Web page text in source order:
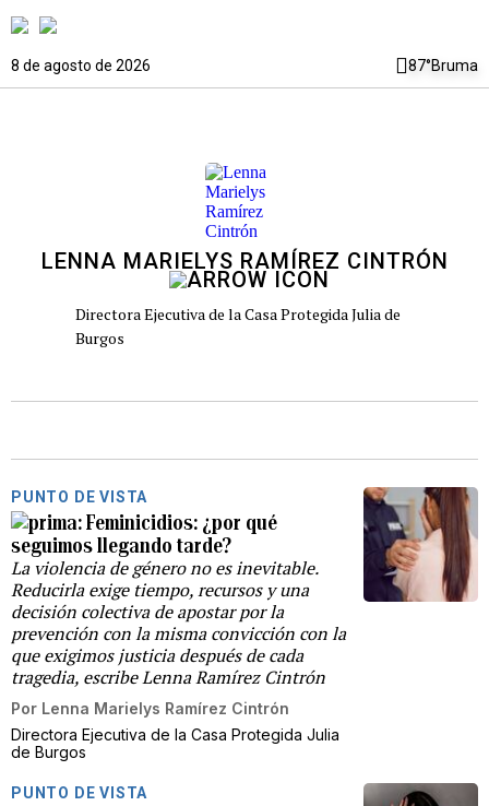
8 de agosto de 2026 87°Bruma
LENNA MARIELYS RAMÍREZ CINTRÓN
Directora Ejecutiva de la Casa Protegida Julia de
Burgos
PUNTO DE VISTA
Feminicidios: ¿por qué
seguimos llegando tarde?
La violencia de género no es inevitable.
Reducirla exige tiempo, recursos y una
decisión colectiva de apostar por la
prevención con la misma convicción con la
que exigimos justicia después de cada
tragedia, escribe Lenna Ramírez Cintrón
Por Lenna Marielys Ramírez Cintrón
Directora Ejecutiva de la Casa Protegida Julia
de Burgos
PUNTO DE VISTA